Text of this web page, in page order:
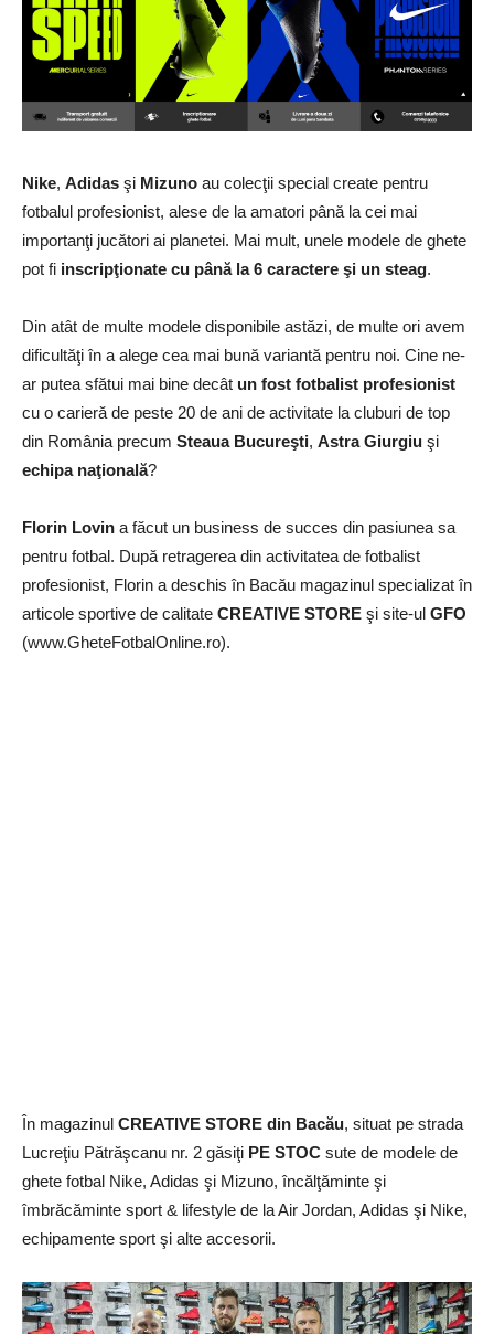
Nike, Adidas şi Mizuno au colecţii special create pentru
fotbalul profesionist, alese de la amatori până la cei mai
importanţi jucători ai planetei. Mai mult, unele modele de ghete
pot fi inscripţionate cu până la 6 caractere şi un steag.
Din atât de multe modele disponibile astăzi, de multe ori avem
dificultăţi în a alege cea mai bună variantă pentru noi. Cine ne-
ar putea sfătui mai bine decât un fost fotbalist profesionist
cu o carieră de peste 20 de ani de activitate la cluburi de top
din România precum Steaua Bucureşti, Astra Giurgiu şi
echipa naţională?
Florin Lovin a făcut un business de succes din pasiunea sa
pentru fotbal. După retragerea din activitatea de fotbalist
profesionist, Florin a deschis în Bacău magazinul specializat în
articole sportive de calitate CREATIVE STORE şi site-ul GFO
(www.GheteFotbalOnline.ro).
În magazinul CREATIVE STORE din Bacău, situat pe strada
Lucreţiu Pătrăşcanu nr. 2 găsiţi PE STOC sute de modele de
ghete fotbal Nike, Adidas şi Mizuno, încălţăminte şi
îmbrăcăminte sport & lifestyle de la Air Jordan, Adidas şi Nike,
echipamente sport şi alte accesorii.